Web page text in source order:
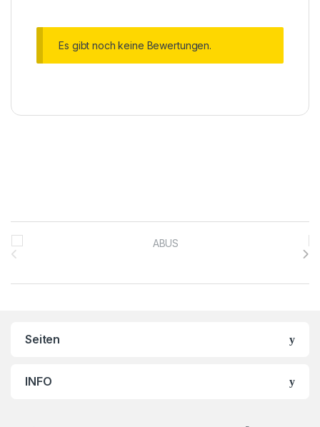
Es gibt noch keine Bewertungen.
Brands Carousel
Seiten
INFO